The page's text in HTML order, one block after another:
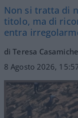
Non si tratta di
titolo, ma di
entra
di Teresa
8 Agosto 2026,